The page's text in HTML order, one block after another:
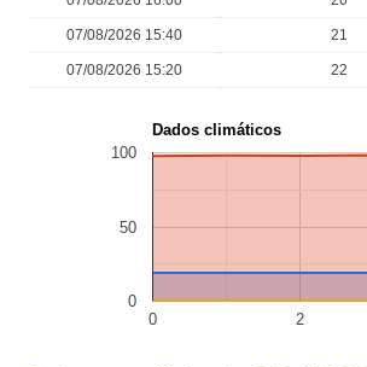
07/08/2026 15:40 21
07/08/2026 15:20 22
Dados climáticos
0 2
0
50
100